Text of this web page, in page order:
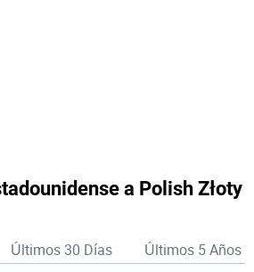
a Polish Złoty
Últimos 30 Días Últimos 5 Años